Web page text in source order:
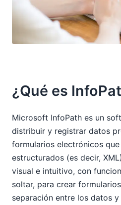
¿Qué es
Microsoft InfoPath es un
distribuir y registrar datos
formularios electrónicos
estructurados (es decir,
visual e intuitivo, con
soltar, para crear
separación entre los datos